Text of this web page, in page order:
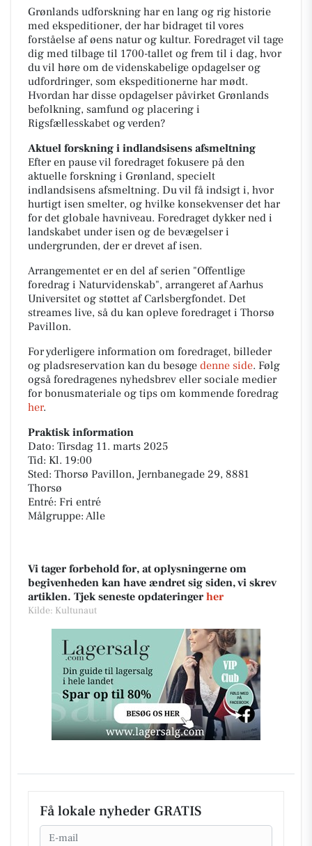
Grønlands udforskning har en lang og rig historie
med ekspeditioner, der har bidraget til vores
forståelse af øens natur og kultur. Foredraget vil tage
dig med tilbage til 1700-tallet og frem til i dag, hvor
du vil høre om de videnskabelige opdagelser og
udfordringer, som ekspeditionerne har mødt.
Hvordan har disse opdagelser påvirket Grønlands
befolkning, samfund og placering i
Rigsfællesskabet og verden?
Aktuel forskning i indlandsisens afsmeltning
Efter en pause vil foredraget fokusere på den
aktuelle forskning i Grønland, specielt
indlandsisens afsmeltning. Du vil få indsigt i, hvor
hurtigt isen smelter, og hvilke konsekvenser det har
for det globale havniveau. Foredraget dykker ned i
landskabet under isen og de bevægelser i
undergrunden, der er drevet af isen.
Arrangementet er en del af serien "Offentlige
foredrag i Naturvidenskab", arrangeret af Aarhus
Universitet og støttet af Carlsbergfondet. Det
streames live, så du kan opleve foredraget i Thorsø
Pavillon.
For yderligere information om foredraget, billeder
og pladsreservation kan du besøge denne side. Følg
også foredragenes nyhedsbrev eller sociale medier
for bonusmateriale og tips om kommende foredrag
her.
Praktisk information
Dato: Tirsdag 11. marts 2025
Tid: Kl. 19:00
Sted: Thorsø Pavillon, Jernbanegade 29, 8881
Thorsø
Entré: Fri entré
Målgruppe: Alle
Vi tager forbehold for, at oplysningerne om
begivenheden kan have ændret sig siden, vi skrev
artiklen. Tjek seneste opdateringer her
Kilde: Kultunaut
Få lokale nyheder GRATIS
Email